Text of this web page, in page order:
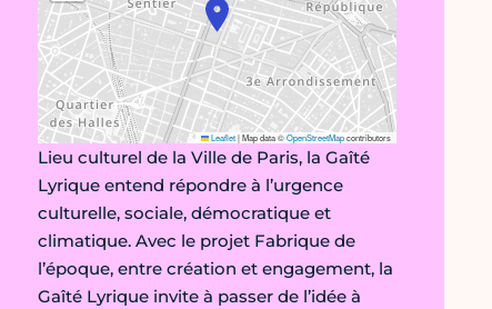
Leaflet|Map data ©OpenStreetMapcontributors
Lieu culturel de la Ville de Paris, la Gaîté
Lyrique entend répondre à l’urgence
culturelle, sociale, démocratique et
climatique. Avec le projet Fabrique de
l’époque, entre création et engagement, la
Gaîté Lyrique invite à passer de l’idée à